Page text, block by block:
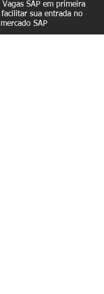
SAP em primeira
facilitar sua entrada no
mercado SAP